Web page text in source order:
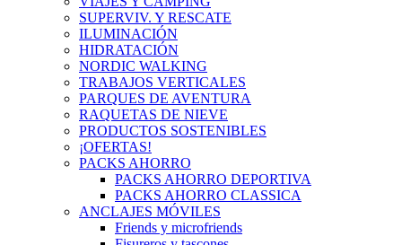
SUPERVIV. Y RESCATE
ILUMINACIÓN
HIDRATACIÓN
NORDIC WALKING
TRABAJOS VERTICALES
PARQUES DE AVENTURA
RAQUETAS DE NIEVE
PRODUCTOS SOSTENIBLES
¡OFERTAS!
PACKS AHORRO
PACKS AHORRO DEPORTIVA
PACKS AHORRO CLASSICA
ANCLAJES MÓVILES
Friends y microfriends